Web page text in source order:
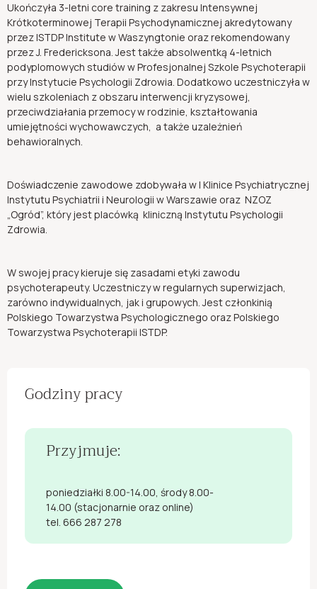
Ukończyła 3-letni core training z zakresu Intensywnej
Krótkoterminowej Terapii Psychodynamicznej akredytowany
przez ISTDP Institute w Waszyngtonie oraz rekomendowany
przez J. Fredericksona. Jest także absolwentką 4-letnich
podyplomowych studiów w Profesjonalnej Szkole Psychoterapii
przy Instytucie Psychologii Zdrowia. Dodatkowo uczestniczyła w
wielu szkoleniach z obszaru interwencji kryzysowej,
przeciwdziałania przemocy w rodzinie, kształtowania
umiejętności wychowawczych, a także uzależnień
behawioralnych.
Doświadczenie zawodowe zdobywała w I Klinice Psychiatrycznej
Instytutu Psychiatrii i Neurologii w Warszawie oraz NZOZ
„Ogród”, który jest placówką kliniczną Instytutu Psychologii
Zdrowia.
W swojej pracy kieruje się zasadami etyki zawodu
psychoterapeuty. Uczestniczy w regularnych superwizjach,
zarówno indywidualnych, jak i grupowych. Jest członkinią
Polskiego Towarzystwa Psychologicznego oraz Polskiego
Towarzystwa Psychoterapii ISTDP.
Godziny pracy
Przyjmuje:
poniedziałki 8.00-14.00, środy 8.00-
14.00 (stacjonarnie oraz online)
tel. 666 287 278